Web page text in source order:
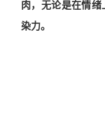
肉，无论是在情
染力。